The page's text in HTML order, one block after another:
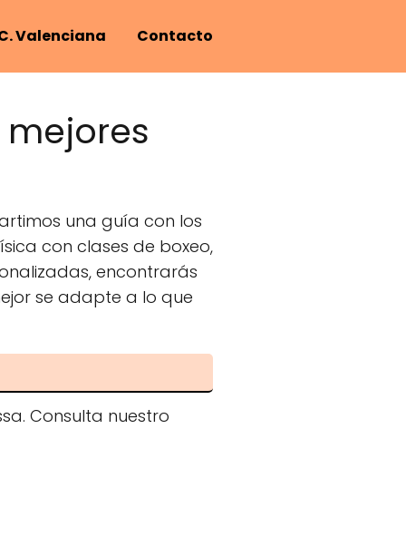
Valenciana Contacto
una guía con los
con clases de boxeo,
encontrarás
se adapte a lo que
Consulta nuestro